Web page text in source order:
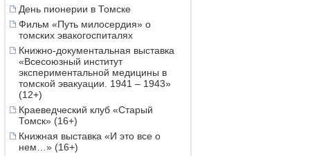
День пионерии в Томске
Фильм «Путь милосердия» о
томских эвакогоспиталях
Книжно-документальная выставка
«Всесоюзный институт
экспериментальной медицины в
томской эвакуации. 1941 – 1943»
(12+)
Краеведческий клуб «Старый
Томск» (16+)
Книжная выставка «И это все о
нем…» (16+)